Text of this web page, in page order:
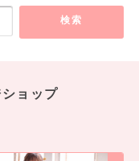
検索
ョップ